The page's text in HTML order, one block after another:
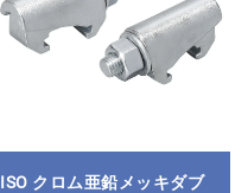
ISO クロム亜鉛メッキダブ